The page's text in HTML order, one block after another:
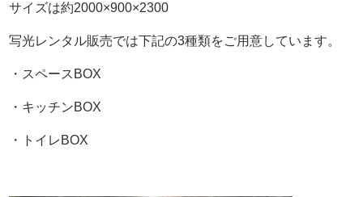
サイズは約2000×900×2300
写光レンタル販売では下記の3種類をご用意しています。
・スペースBOX
・キッチンBOX
・トイレBOX